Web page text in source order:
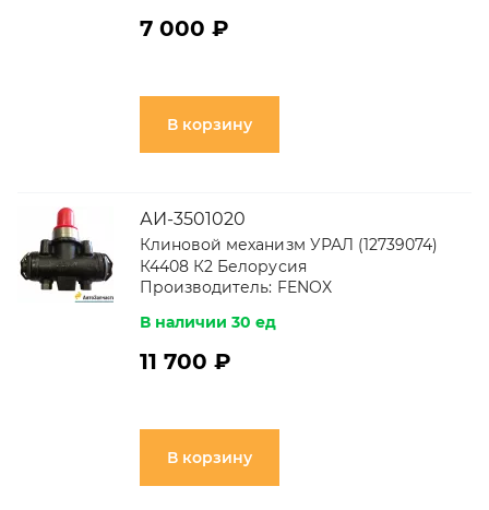
7 000 ₽
В корзину
АИ-3501020
Клиновой механизм УРАЛ (12739074)
К4408 К2 Белорусия
Производитель: FENOX
В наличии 30 ед
11 700 ₽
В корзину